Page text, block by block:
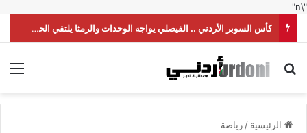
"\n"
كأس السوبر الأردني .. الفيصلي يواجه الوحدات والرمثا يلتقي الحسين
بحث عن
الرئيسية /رياضة